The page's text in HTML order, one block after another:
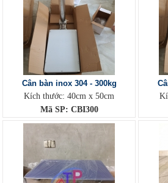
Cân bàn inox 304 - 300kg
Kích thước: 40cm x 50cm
Mã SP: CBI300